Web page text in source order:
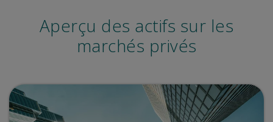
Aperçu des actifs sur les
marchés privés